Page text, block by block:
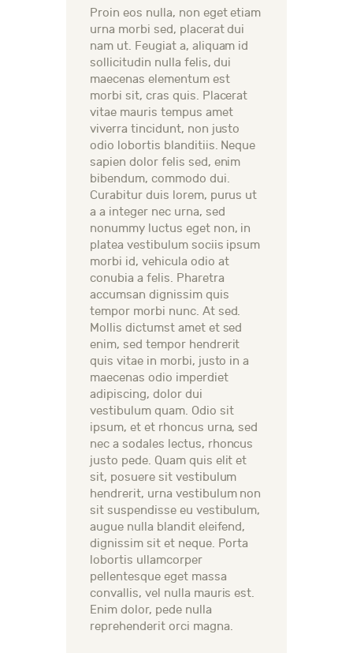
Proin eos nulla, non eget etiam
urna morbi sed, placerat dui
nam ut. Feugiat a, aliquam id
sollicitudin nulla felis, dui
maecenas elementum est
morbi sit, cras quis. Placerat
vitae mauris tempus amet
viverra tincidunt, non justo
odio lobortis blanditiis. Neque
sapien dolor felis sed, enim
bibendum, commodo dui.
Curabitur duis lorem, purus ut
a a integer nec urna, sed
nonummy luctus eget non, in
platea vestibulum sociis ipsum
morbi id, vehicula odio at
conubia a felis. Pharetra
accumsan dignissim quis
tempor morbi nunc. At sed.
Mollis dictumst amet et sed
enim, sed tempor hendrerit
quis vitae in morbi, justo in a
maecenas odio imperdiet
adipiscing, dolor dui
vestibulum quam. Odio sit
ipsum, et et rhoncus urna, sed
nec a sodales lectus, rhoncus
justo pede. Quam quis elit et
sit, posuere sit vestibulum
hendrerit, urna vestibulum non
sit suspendisse eu vestibulum,
augue nulla blandit eleifend,
dignissim sit et neque. Porta
lobortis ullamcorper
pellentesque eget massa
convallis, vel nulla mauris est.
Enim dolor, pede nulla
reprehenderit orci magna.